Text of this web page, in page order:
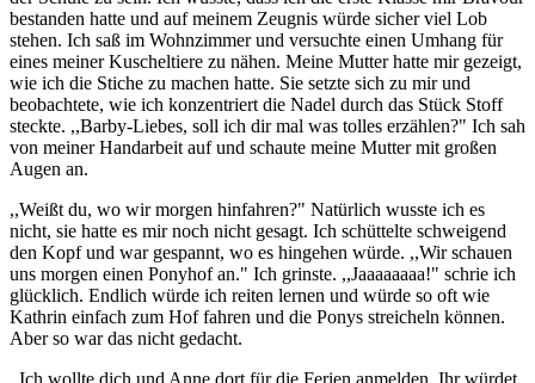
bestanden hatte und auf meinem Zeugnis würde sicher viel Lob
stehen. Ich saß im Wohnzimmer und versuchte einen Umhang für
eines meiner Kuscheltiere zu nähen. Meine Mutter hatte mir gezeigt,
wie ich die Stiche zu machen hatte. Sie setzte sich zu mir und
beobachtete, wie ich konzentriert die Nadel durch das Stück Stoff
steckte. ,,Barby-Liebes, soll ich dir mal was tolles erzählen?" Ich sah
von meiner Handarbeit auf und schaute meine Mutter mit großen
Augen an.
,,Weißt du, wo wir morgen hinfahren?" Natürlich wusste ich es
nicht, sie hatte es mir noch nicht gesagt. Ich schüttelte schweigend
den Kopf und war gespannt, wo es hingehen würde. ,,Wir schauen
uns morgen einen Ponyhof an." Ich grinste. ,,Jaaaaaaaa!" schrie ich
glücklich. Endlich würde ich reiten lernen und würde so oft wie
Kathrin einfach zum Hof fahren und die Ponys streicheln können.
Aber so war das nicht gedacht.
,,Ich wollte dich und Anne dort für die Ferien anmelden. Ihr würdet